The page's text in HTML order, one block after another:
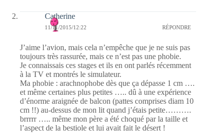
Catherine
11/11/2015/12:22 RÉPONDRE
J’aime l’avion, mais cela n’empêche que je ne suis pas
toujours très rassurée, mais ce n’est pas une phobie.
Je connaissais ces stages et ils en ont parlés récemment
à la TV et montrés le simulateur.
Ma phobie : arachnophobe dès que ça dépasse 1 cm ….
et même certaines plus petites ….. dû à une expérience
d’énorme araignée de balcon (pattes comprises diam 10
cm !!) au-dessus de mon lit quand j’étais petite……….
brrrrr ….. même mon père a été choqué par la taille et
l’aspect de la bestiole et lui avait fait le désert !